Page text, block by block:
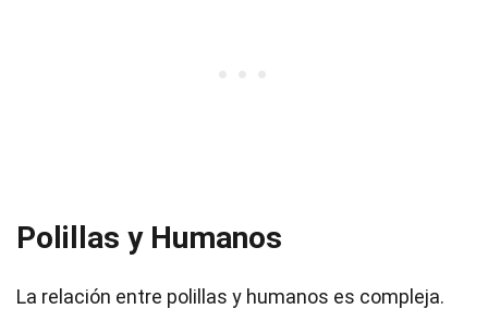
Polillas y Humanos
La relación entre polillas y humanos es compleja.